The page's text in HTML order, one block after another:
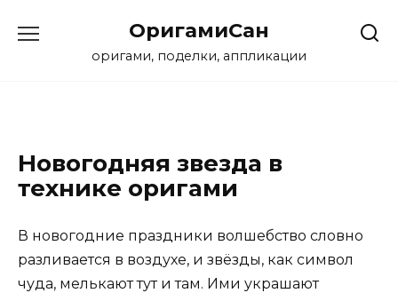
содержанию
ОригамиСан
оригами, поделки, аппликации
Новогодняя звезда в
технике оригами
В новогодние праздники волшебство словно
разливается в воздухе, и звёзды, как символ
чуда, мелькают тут и там. Ими украшают